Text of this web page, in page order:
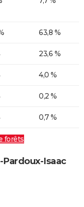
63,8 %
23,6 %
4,0 %
0,2 %
0,7 %
forêts
Isaac